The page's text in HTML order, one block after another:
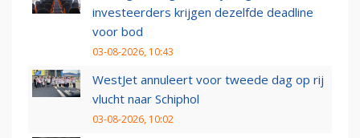
investeerders krijgen dezelfde deadline
voor bod
03-08-2026, 10:43
WestJet annuleert voor tweede dag op rij
vlucht naar Schiphol
03-08-2026, 10:02